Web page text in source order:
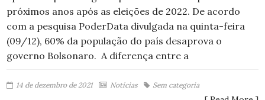
próximos anos após as eleições de 2022. De acordo
com a pesquisa PoderData divulgada na quinta-feira
(09/12), 60% da população do país desaprova o
governo Bolsonaro. A diferença entre a
14 de dezembro de 2021 Notícias Sem categoria